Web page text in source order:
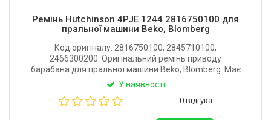
Ремінь Hutchinson 4PJE 1244 2816750100 для
пральної машини Beko, Blomberg
Код оригіналу: 2816750100, 2845710100,
2466300200. Оригінальний ремінь приводу
барабана для пральної машини Beko, Blomberg. Має
4 струмки. Виробник Hutchinson (Франція).
У наявності
0 відгука